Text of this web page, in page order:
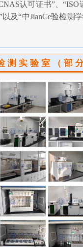
认可证书”、“ISO
及“中JianCe验检测
测实验室（部